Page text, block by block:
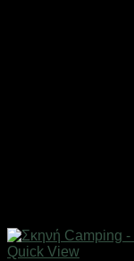
Quick View